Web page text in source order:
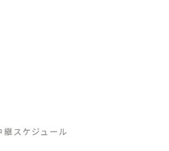
スケジュール